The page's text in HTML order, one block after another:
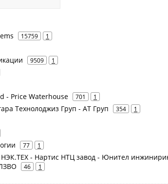
15759 1
9509 1
- Price Waterhouse 701 1
Технолоджиз Груп - АТ Груп 354 1
77 1
- Нартис НТЦ завод - Юнител
46 1